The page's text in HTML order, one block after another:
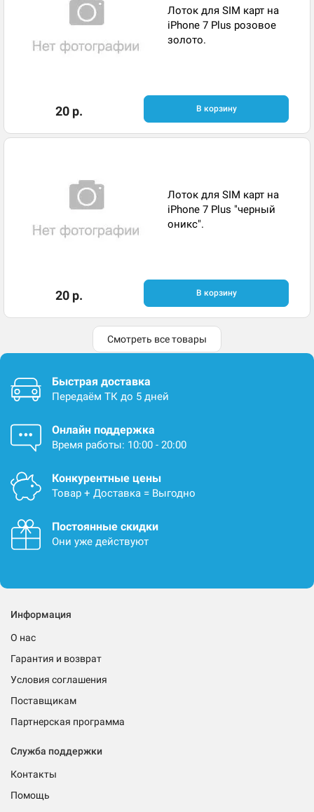
Лоток для SIM карт на
iPhone 7 Plus розовое
золото.
20 р. В корзину
Лоток для SIM карт на
iPhone 7 Plus "черный
оникс".
20 р. В корзину
Смотреть все товары
Быстрая доставка
Передаём ТК до 5 дней
Онлайн поддержка
Время работы: 10:00 - 20:00
Конкурентные цены
Товар + Доставка = Выгодно
Постоянные скидки
Они уже действуют
Информация
О нас
Гарантия и возврат
Условия соглашения
Поставщикам
Партнерская программа
Служба поддержки
Контакты
Помощь